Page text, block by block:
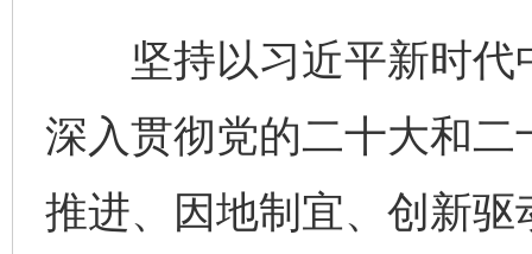
坚持以习近平新时代
深入贯彻党的二十大和二
推进、因地制宜、创新驱